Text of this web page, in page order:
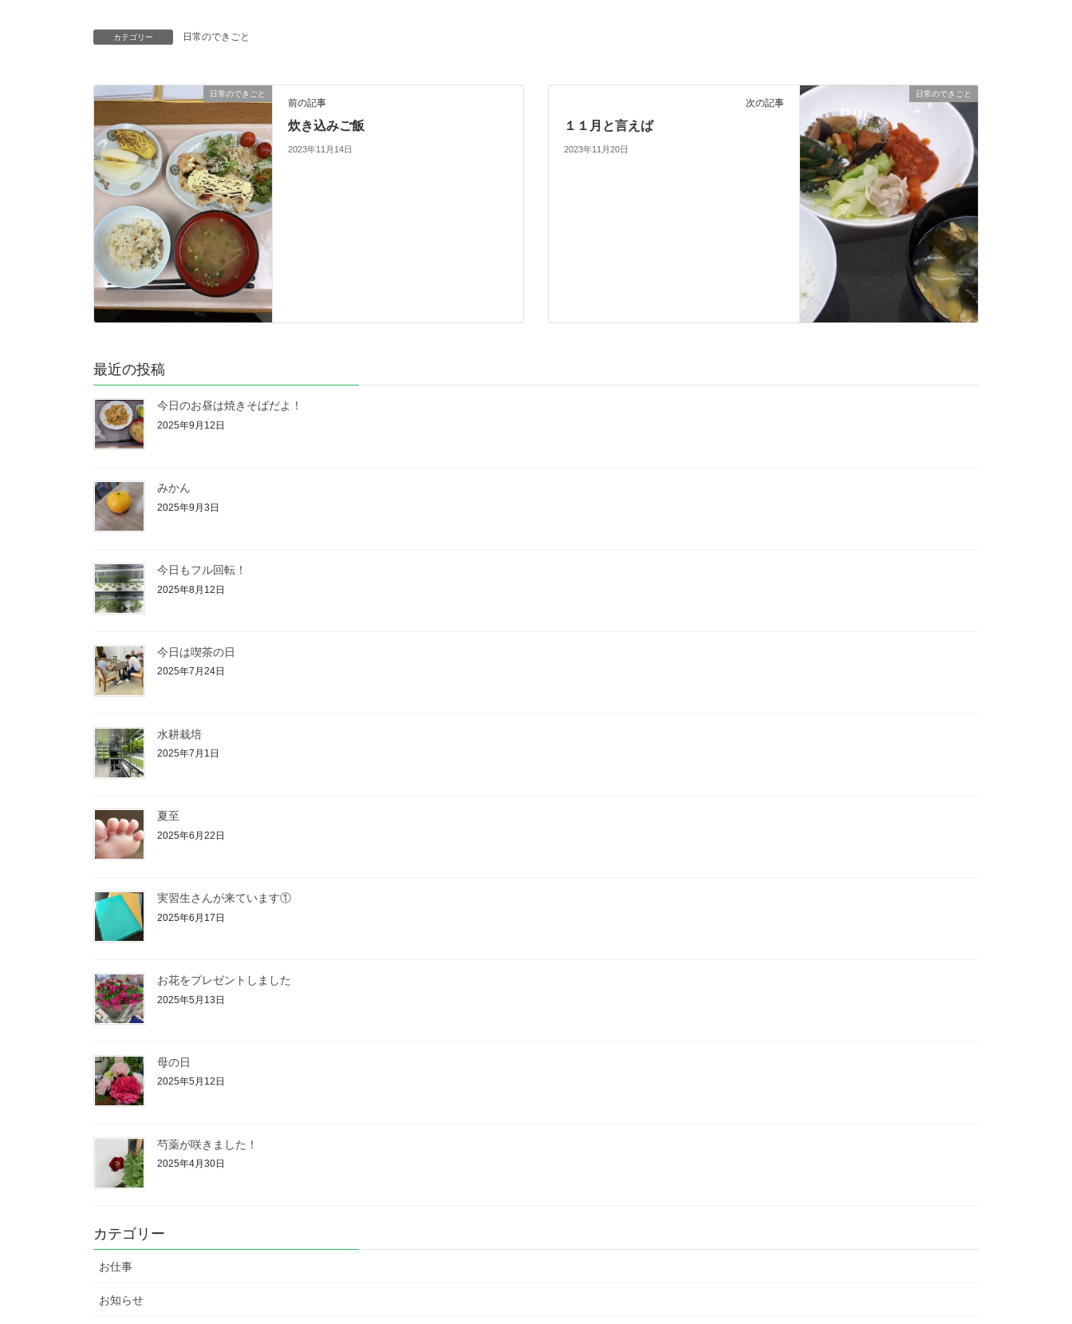
カテゴリー 日常のできごと
日常のできごと
前の記事
炊き込みご飯
2023年11月14日
日常のできごと
次の記事
１１月と言えば
2023年11月20日
最近の投稿
今日のお昼は焼きそばだよ！
2025年9月12日
みかん
2025年9月3日
今日もフル回転！
2025年8月12日
今日は喫茶の日
2025年7月24日
水耕栽培
2025年7月1日
夏至
2025年6月22日
実習生さんが来ています①
2025年6月17日
お花をプレゼントしました
2025年5月13日
母の日
2025年5月12日
芍薬が咲きました！
2025年4月30日
カテゴリー
お仕事
お知らせ